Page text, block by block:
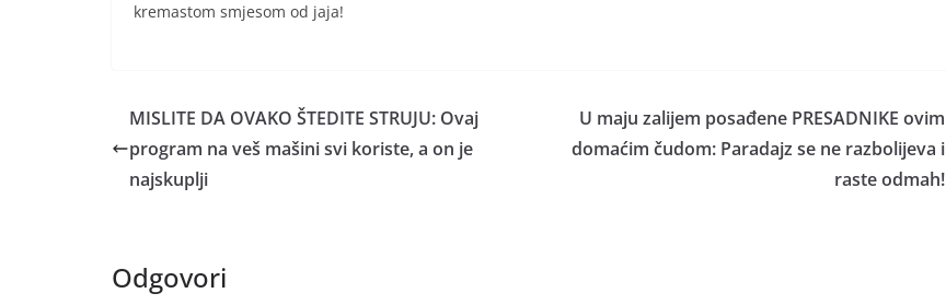
kremastom smjesom od jaja!
MISLITE DA OVAKO ŠTEDITE STRUJU: Ovaj
program na veš mašini svi koriste, a on je
najskuplji
U maju zalijem posađene PRESADNIKE ovim
domaćim čudom: Paradajz se ne razbolijeva i
raste odmah!
Odgovori